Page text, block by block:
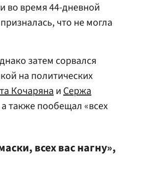
во время 44-дневной
что не могла
затем сорвался
на политических
КочарянаиСержа
также пообещал «всех
всех вас нагну»,